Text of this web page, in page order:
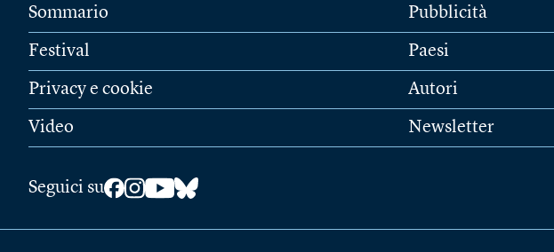
Sommario
Festival
Privacy e cookie
Video
Pubblicità
Paesi
Autori
Newsletter
Seguici su